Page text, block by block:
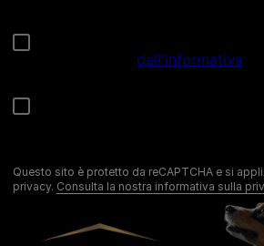
Questo sito è protetto da reCAPTCHA e si
privacy. Consulta la nostra informativa sulla
Segnalazioni